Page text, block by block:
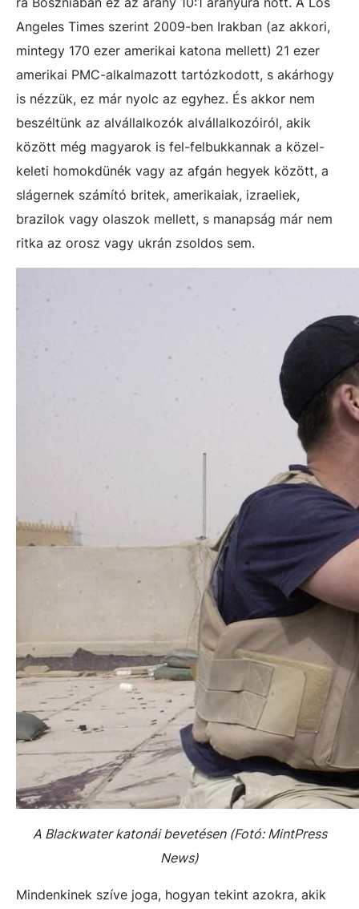
Angeles Times szerint 2009-ben Irakban (az akkori,
mintegy 170 ezer amerikai katona mellett) 21 ezer
amerikai PMC-alkalmazott tartózkodott, s akárhogy
is nézzük, ez már nyolc az egyhez. És akkor nem
beszéltünk az alvállalkozók alvállalkozóiról, akik
között még magyarok is fel-felbukkannak a közel-
keleti homokdünék vagy az afgán hegyek között, a
slágernek számító britek, amerikaiak, izraeliek,
brazilok vagy olaszok mellett, s manapság már nem
ritka az orosz vagy ukrán zsoldos sem.
A Blackwater katonái bevetésen (Fotó: MintPress
News)
Mindenkinek szíve joga, hogyan tekint azokra, akik